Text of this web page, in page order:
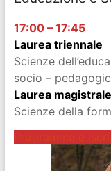
17:00 – 17:45
Laurea triennale
Scienze
socio –
Laurea
Scienze della